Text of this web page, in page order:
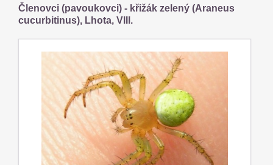
Členovci (pavoukovci) - křižák zelený (Araneus
cucurbitinus), Lhota, VIII.